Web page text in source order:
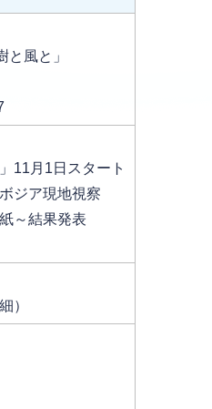
風と」
11月1日スタート
ジア現地視察
～結果発表
）